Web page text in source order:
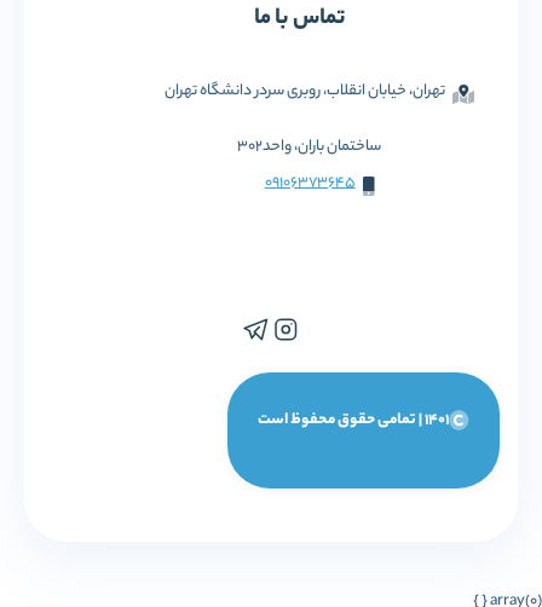
تماس با ما
تهران، خیابان انقلاب، روبری سردر دانشگاه تهران
ساختمان باران، واحد302
09106373645
1401 | تمامی حقوق محفوظ است